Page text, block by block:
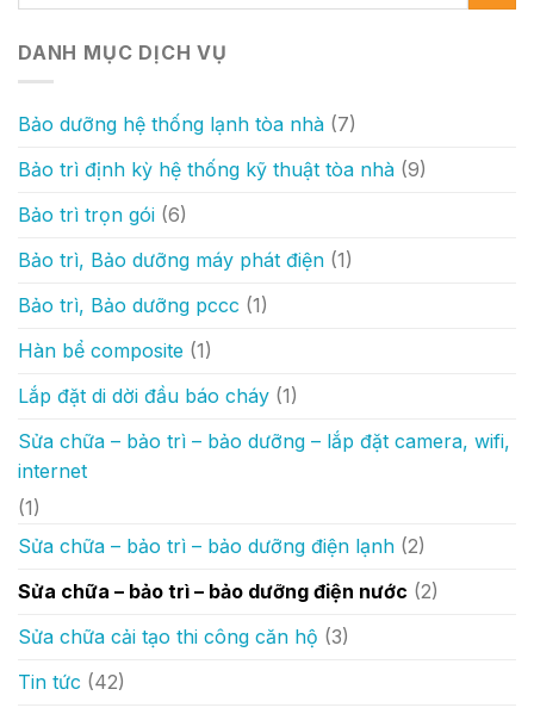
DANH MỤC DỊCH VỤ
Bảo dưỡng hệ thống lạnh tòa nhà (7)
Bảo trì định kỳ hệ thống kỹ thuật tòa nhà (9)
Bảo trì trọn gói (6)
Bảo trì, Bảo dưỡng máy phát điện (1)
Bảo trì, Bảo dưỡng pccc (1)
Hàn bể composite (1)
Lắp đặt di dời đầu báo cháy (1)
Sửa chữa – bảo trì – bảo dưỡng – lắp đặt camera, wifi,
internet
(1)
Sửa chữa – bảo trì – bảo dưỡng điện lạnh (2)
Sửa chữa – bảo trì – bảo dưỡng điện nước (2)
Sửa chữa cải tạo thi công căn hộ (3)
Tin tức (42)